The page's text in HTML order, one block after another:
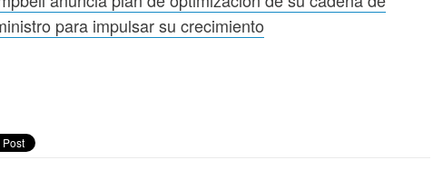
para impulsar su crecimiento